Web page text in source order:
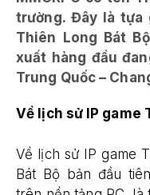
trường. Đây là tựa
Thiên Long Bát
xuất hàng đầu
Trung Quốc –
Về lịch sử IP game
Về lịch sử IP game
Bát Bộ bản đầu